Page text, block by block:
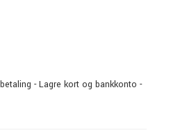
- Lagre kort og bankkonto -